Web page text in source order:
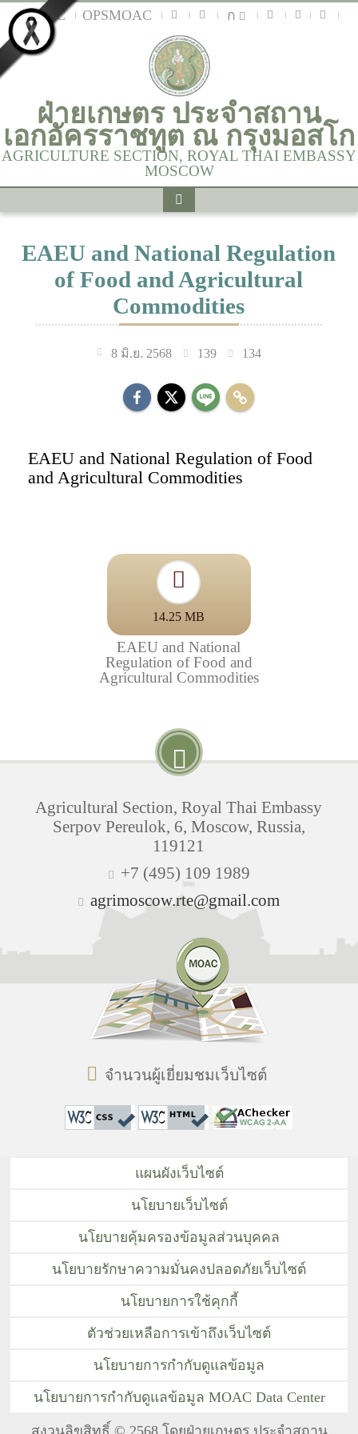
MOAC OPSMOAC ก
ฝ่ายเกษตร ประจำสถาน
เอกอัครราชทูต ณ กรุงมอสโก
AGRICULTURE SECTION, ROYAL THAI EMBASSY
MOSCOW
EAEU and National Regulation
of Food and Agricultural
Commodities
8 มิ.ย. 2568 139 134
EAEU and National Regulation of Food
and Agricultural Commodities
14.25 MB
EAEU and National
Regulation of Food and
Agricultural Commodities
Agricultural Section, Royal Thai Embassy
Serpov Pereulok, 6, Moscow, Russia,
119121
+7 (495) 109 1989
agrimoscow.rte@gmail.com
จำนวนผู้เยี่ยมชมเว็บไซต์
สงวนลิขสิทธิ์ © 2568 โดยฝ่ายเกษตร ประจำสถาน
แผนผังเว็บไซต์
นโยบายเว็บไซต์
นโยบายคุ้มครองข้อมูลส่วนบุคคล
นโยบายรักษาความมั่นคงปลอดภัยเว็บไซต์
นโยบายการใช้คุกกี้
ตัวช่วยเหลือการเข้าถึงเว็บไซต์
นโยบายการกำกับดูแลข้อมูล
นโยบายการกำกับดูแลข้อมูล MOAC Data Center